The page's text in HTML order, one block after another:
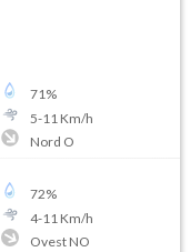
71%
5-11 Km/h
Nord O
72%
4-11 Km/h
Ovest NO